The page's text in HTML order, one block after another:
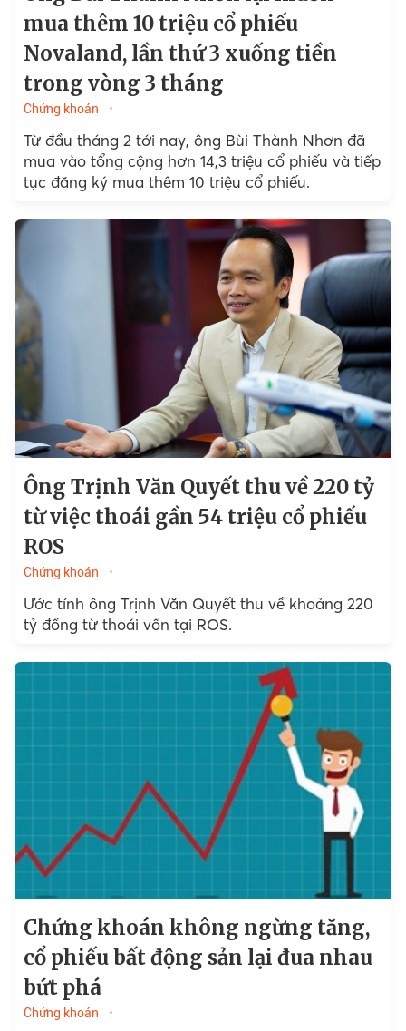
mua thêm 10 triệu cổ phiếu
Novaland, lần thứ 3 xuống tiền
trong vòng 3 tháng
Chứng khoán
Từ đầu tháng 2 tới nay, ông Bùi Thành Nhơn đã
mua vào tổng cộng hơn 14,3 triệu cổ phiếu và tiếp
tục đăng ký mua thêm 10 triệu cổ phiếu.
Ông Trịnh Văn Quyết thu về 220 tỷ
từ việc thoái gần 54 triệu cổ phiếu
ROS
Chứng khoán
Ước tính ông Trịnh Văn Quyết thu về khoảng 220
tỷ đồng từ thoái vốn tại ROS.
Chứng khoán không ngừng tăng,
cổ phiếu bất động sản lại đua nhau
bứt phá
Chứng khoán